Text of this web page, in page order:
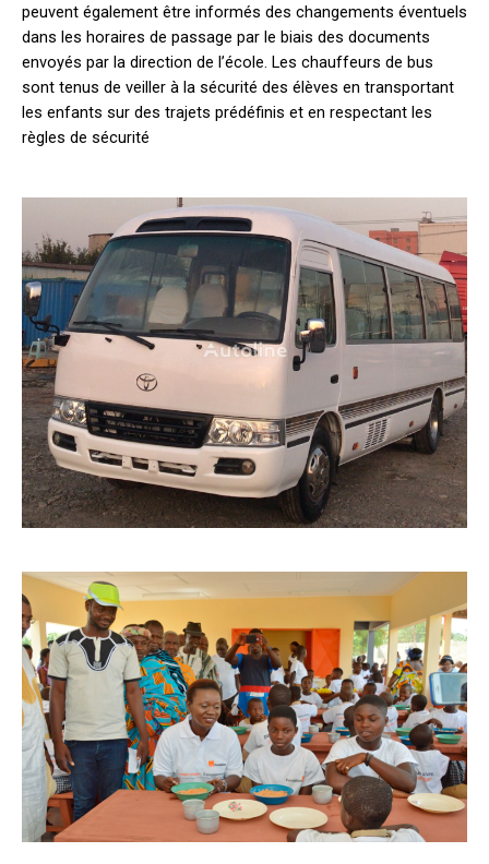
peuvent également être informés des changements éventuels
dans les horaires de passage par le biais des documents
envoyés par la direction de l’école. Les chauffeurs de bus
sont tenus de veiller à la sécurité des élèves en transportant
les enfants sur des trajets prédéfinis et en respectant les
règles de sécurité